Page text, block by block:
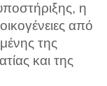
η
από
της
και της